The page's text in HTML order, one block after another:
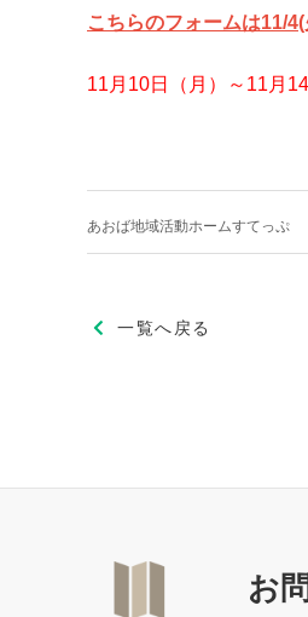
こちらのフォームは11/4(
11月10日（月）～11月
あおば地域活動ホームすてっぷ
一覧へ戻る
お